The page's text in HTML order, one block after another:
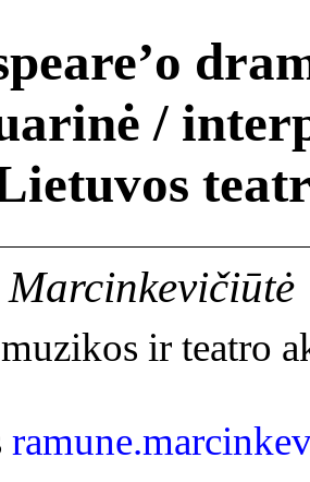
/
Marcinkevičiūtė
ir teatro